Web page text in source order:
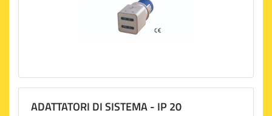
ADATTATORI DI SISTEMA - IP 20